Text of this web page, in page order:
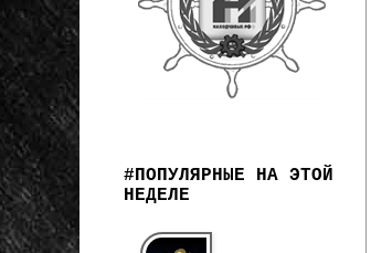
#ПОПУЛЯРНЫЕ НА ЭТОЙ
НЕДЕЛЕ